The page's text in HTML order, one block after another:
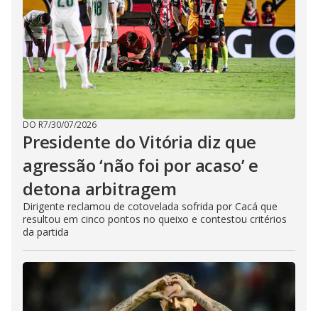
DO R7/30/07/2026
Presidente do Vitória diz que
agressão ‘não foi por acaso’ e
detona arbitragem
Dirigente reclamou de cotovelada sofrida por Cacá que
resultou em cinco pontos no queixo e contestou critérios
da partida